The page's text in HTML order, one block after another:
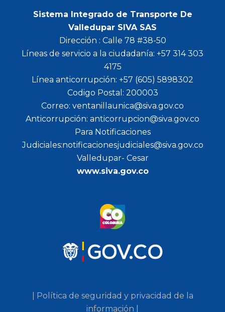
Sistema Integrado de Transporte De
Valledupar SIVA SAS
Dirección : Calle 78 #38-50
Líneas de servicio a la ciudadanía: +57 314 303
4175
Línea anticorrupción: +57 (605) 5898302
Codigo Postal: 200003
Correo: ventanillaunica@siva.gov.co
Anticorrupción: anticorrupcion@siva.gov.co
Para Notificaciones
Judiciales:notificacionesjudiciales@siva.gov.co
Valledupar- Cesar
www.siva.gov.co
| Política de seguridad y privacidad de la
información |